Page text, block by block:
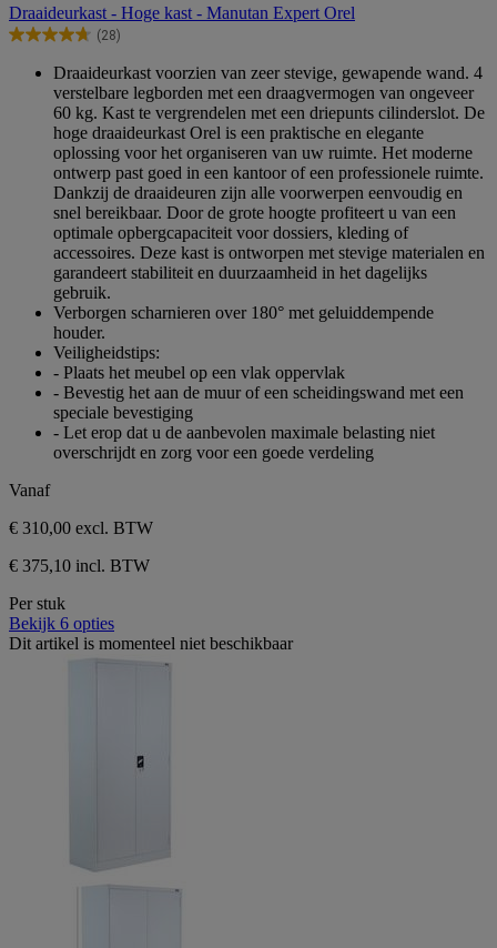
de
5
beoordelingen
Draaideurkast - Hoge kast - Manutan Expert Orel
(28)
4.7
sterren.
beoordelingen
Draaideurkast voorzien van zeer stevige, gewapende wand. 4
verstelbare legborden met een draagvermogen van ongeveer
60 kg. Kast te vergrendelen met een driepunts cilinderslot. De
hoge draaideurkast Orel is een praktische en elegante
oplossing voor het organiseren van uw ruimte. Het moderne
ontwerp past goed in een kantoor of een professionele ruimte.
Dankzij de draaideuren zijn alle voorwerpen eenvoudig en
snel bereikbaar. Door de grote hoogte profiteert u van een
optimale opbergcapaciteit voor dossiers, kleding of
accessoires. Deze kast is ontworpen met stevige materialen en
garandeert stabiliteit en duurzaamheid in het dagelijks
gebruik.
Verborgen scharnieren over 180° met geluiddempende
houder.
Veiligheidstips:
- Plaats het meubel op een vlak oppervlak
- Bevestig het aan de muur of een scheidingswand met een
speciale bevestiging
- Let erop dat u de aanbevolen maximale belasting niet
overschrijdt en zorg voor een goede verdeling
Vanaf
€ 310,00 excl. BTW
€ 375,10 incl. BTW
Per stuk
Bekijk 6 opties
Dit artikel is momenteel niet beschikbaar